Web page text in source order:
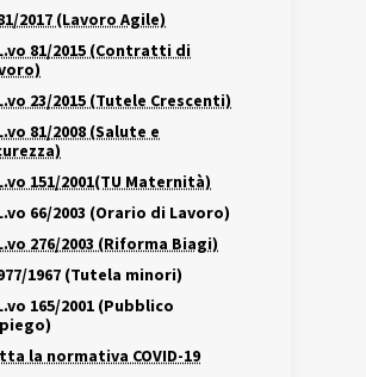
2017 (Lavoro Agile)
81/2015 (Contratti di
23/2015 (Tutele Crescenti)
81/2008 (Salute e
151/2001(TU Maternità)
66/2003 (Orario di Lavoro)
276/2003 (Riforma Biagi)
1967 (Tutela minori)
165/2001 (Pubblico
la normativa COVID-19